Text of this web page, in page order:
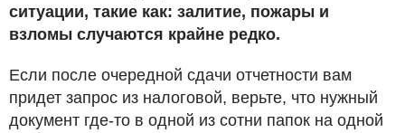
ситуации, такие как: залитие, пожары и
взломы случаются крайне редко.
Если после очередной сдачи отчетности вам
придет запрос из налоговой, верьте, что нужный
документ где-то в одной из сотни папок на одной